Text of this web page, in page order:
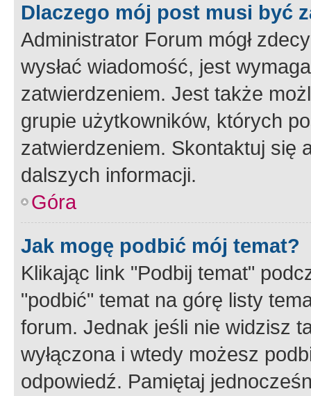
Dlaczego mój post musi być
Administrator Forum mógł
wysłać wiadomość, jest
zatwierdzeniem. Jest także
grupie użytkowników, których
zatwierdzeniem. Skontaktuj się
dalszych informacji.
Góra
Jak mogę podbić mój temat?
Klikając link "Podbij temat"
"podbić" temat na górę listy
forum. Jednak jeśli nie widzisz
wyłączona i wtedy możesz
odpowiedź. Pamiętaj